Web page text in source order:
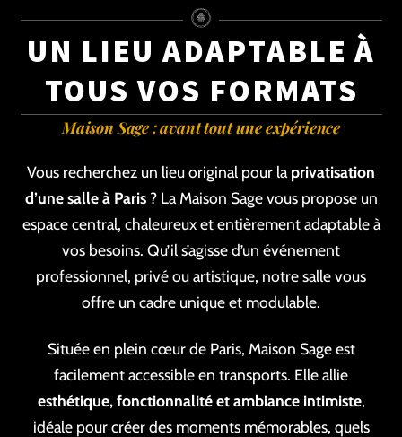
UN LIEU ADAPTABLE À
TOUS VOS FORMATS
Maison Sage : avant tout une expérience
Vous recherchez un lieu original pour la privatisation
d’une salle à Paris? La Maison Sage vous propose un
espace central, chaleureux et entièrement adaptable à
vos besoins. Qu’il s’agisse d’un événement
professionnel, privé ou artistique, notre salle vous
offre un cadre unique et modulable.
Située en plein cœur de Paris, Maison Sage est
facilement accessible en transports. Elle allie
esthétique, fonctionnalité et ambiance intimiste,
idéale pour créer des moments mémorables, quels